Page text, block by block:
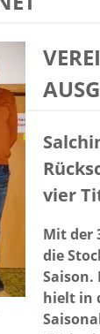
vier
Mit der
die
Saison.
hielt in